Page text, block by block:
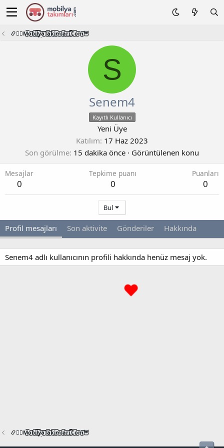
📿🧙‍♂️M͜͡o͜͡b͜͡i͜͡l͜͡y͜͡a͜͡T͜͡a͜͡k͜͡i͜͡m͜͡l͜͡a͜͡r͜͡i͜͡.͜͡C͜͡o͜͡m͜͡🦉
S
Senem4
Kayıtlı Kullanıcı
Yeni Üye
Katılım 17 Haz 2023
Son görülme 15 dakika önce · Görüntülenen konu
Mesajlar
0
Tepkime puanı
0
Puanları
0
Bul
Profil mesajları Son aktivite Gönderiler Hakkında
Senem4 adlı kullanıcının profili hakkında henüz mesaj yok.
📿🧙‍♂️M͜͡o͜͡b͜͡i͜͡l͜͡y͜͡a͜͡T͜͡a͜͡k͜͡i͜͡m͜͡l͜͡a͜͡r͜͡i͜͡.͜͡C͜͡o͜͡m͜͡🦉